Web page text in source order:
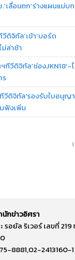
เลื่อนถก‘ร่างแผนแม่บ
ดิจิทัล’เข้า‘บอร์ด
ม่ล่าช้า
วีดิจิทัล‘ช่องJKN18’-
ร
วีดิจิทัล'รองรับใบอนุญ
ฟังเพิ่ม
นักข่าวอิศรา
ะ รอยัล ริเวอร์ เลขที่
8881,02-2413160-1